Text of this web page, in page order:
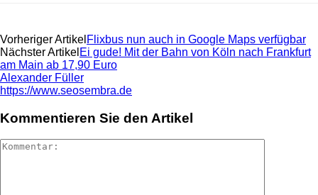
Vorheriger Artikel Flixbus nun auch in Google Maps verfügbar
Nächster Artikel Ei gude! Mit der Bahn von Köln nach Frankfurt
am Main ab 17,90 Euro
Alexander Füller
https://www.seosembra.de
Kommentieren Sie den Artikel